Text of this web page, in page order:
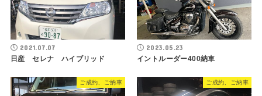
2021.07.07
日産 セレナ ハイブリッド
2023.05.23
イントルーダー400納車
ご成約、ご納車 ご成約、ご納車